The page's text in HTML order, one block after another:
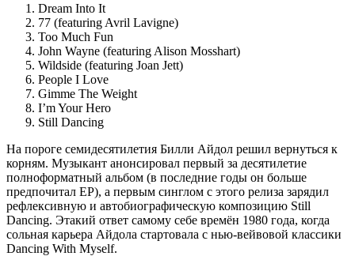
Dream Into It
77 (featuring Avril Lavigne)
Too Much Fun
John Wayne (featuring Alison Mosshart)
Wildside (featuring Joan Jett)
People I Love
Gimme The Weight
I’m Your Hero
Still Dancing
На пороге семидесятилетия Билли Айдол решил вернуться к
корням. Музыкант анонсировал первый за десятилетие
полноформатный альбом (в последние годы он больше
предпочитал EP), а первым синглом с этого релиза зарядил
рефлексивную и автобиографическую композицию Still
Dancing. Этакий ответ самому себе времён 1980 года, когда
сольная карьера Айдола стартовала с нью-вейвовой классики
Dancing With Myself.